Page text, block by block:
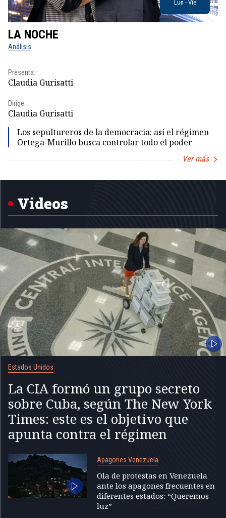
Lun - Vie
LA NOCHE
Análisis
Presenta:
Claudia Gurisatti
Dirige:
Claudia Gurisatti
Los sepultureros de la democracia: así el régimen
Ortega-Murillo busca controlar todo el poder
Ver más
1
Videos
Estados Unidos
La CIA formó un grupo secreto
sobre Cuba, según The New York
Times: este es el objetivo que
apunta contra el régimen
Apagones Venezuela
Ola de protestas en Venezuela
ante los apagones frecuentes en
diferentes estados: “Queremos
luz”